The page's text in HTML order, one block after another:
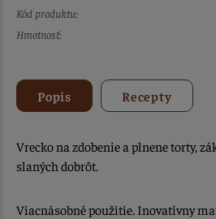
Kód produktu:
Hmotnosť:
Popis Recepty
Vrecko na zdobenie a plnene torty,
slaných dobrôt.
Viacnásobné použitie. Inovatívny